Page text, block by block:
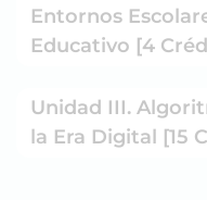
Entornos
Educativo [4
Unidad III.
la Era Digital [15